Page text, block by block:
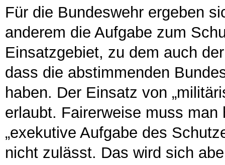
Für die Bundeswehr ergeben
anderem die Aufgabe zum
Einsatzgebiet, zu dem auch
dass die abstimmenden
haben. Der Einsatz von
erlaubt. Fairerweise muss
„exekutive Aufgabe des
nicht zulässt. Das wird sich